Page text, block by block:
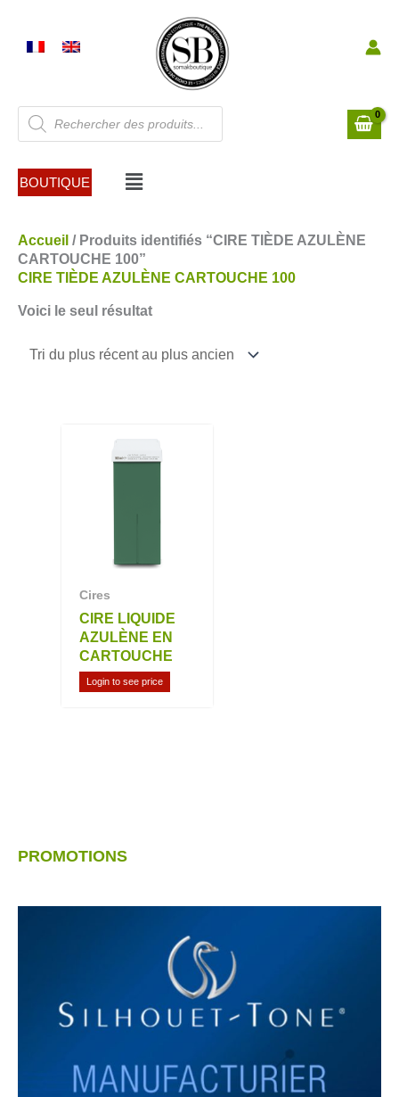
contenu
Recherche
de
produits
BOUTIQUE Menu
PROMOTIONS
Accueil / Produits identifiés “CIRE TIÈDE AZULÈNE
CARTOUCHE 100”
CIRE TIÈDE AZULÈNE CARTOUCHE 100
Voici le seul résultat
Cires
CIRE LIQUIDE
AZULÈNE EN
CARTOUCHE
Login to see price